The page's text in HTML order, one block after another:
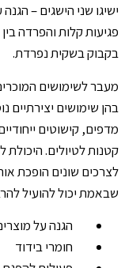
ישיגו שני הישגים –
פגיעות קלות והפרדה
בקבוק בשקית נפרדת.
מעבר לשימושים
בהן שימושים יצירתיים
מדפים, קישוטים
קטנות לטיולים.
לצרכים שונים הופכת
שבאמת יכול להועיל
הגנה על
חומרי בידוד